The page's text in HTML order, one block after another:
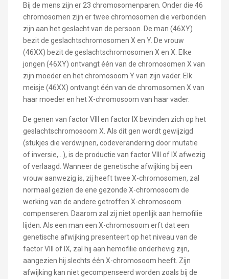
Bij de mens zijn er 23 chromosomenparen. Onder die 46
chromosomen zijn er twee chromosomen die verbonden
zijn aan het geslacht van de persoon. De man (46XY)
bezit de geslachtschromosomen X en Y. De vrouw
(46XX) bezit de geslachtschromosomen X en X. Elke
jongen (46XY) ontvangt één van de chromosomen X van
zijn moeder en het chromosoom Y van zijn vader. Elk
meisje (46XX) ontvangt één van de chromosomen X van
haar moeder en het X-chromosoom van haar vader.
De genen van factor VIII en factor IX bevinden zich op het
geslachtschromosoom X. Als dit gen wordt gewijzigd
(stukjes die verdwijnen, codeverandering door mutatie
of inversie,...), is de productie van factor VIII of IX afwezig
of verlaagd. Wanneer de genetische afwijking bij een
vrouw aanwezig is, zij heeft twee X-chromosomen, zal
normaal gezien de ene gezonde X-chromosoom de
werking van de andere getroffen X-chromosoom
compenseren. Daarom zal zij niet openlijk aan hemofilie
lijden. Als een man een X-chromosoom erft dat een
genetische afwijking presenteert op het niveau van de
factor VIII of IX, zal hij aan hemofilie onderhevig zijn,
aangezien hij slechts één X-chromosoom heeft. Zijn
afwijking kan niet gecompenseerd worden zoals bij de